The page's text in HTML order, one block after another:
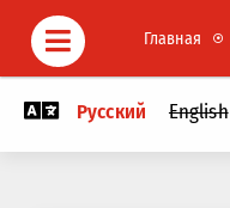
Главная
Русский English